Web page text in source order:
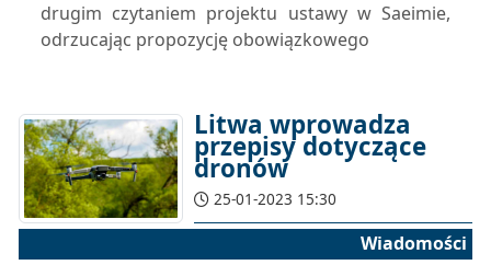
drugim czytaniem projektu ustawy w Saeimie,
odrzucając propozycję obowiązkowego
Litwa wprowadza
przepisy dotyczące
dronów
25-01-2023 15:30
Wiadomości